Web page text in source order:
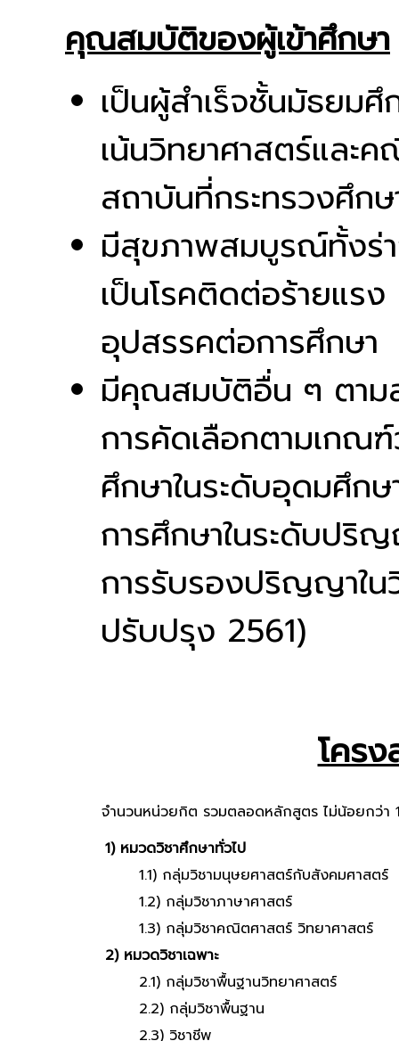
คุณสมบัติของผู้เข้าศึกษา
เป็นผู้สำเร็จชั้นมัธยม
เน้นวิทยาศาสตร์และ
สถาบันที่กระทรวงศึก
มีสุขภาพสมบูรณ์ทั้งร่า
เป็นโรคติดต่อร้ายแร
อุปสรรคต่อการศึกษา
มีคุณสมบัติอื่น ๆ ตาม
การคัดเลือกตามเกณฑ์
ศึกษาในระดับอุดมศึก
การศึกษาในระดับปริ
การรับรองปริญญาใ
ปรับปรุง 2561)
โคร
จำนวนหน่วยกิต รวมตลอดหลักสูตร ไม่น้อยกว่า
1) หมวดวิชาศึกษาทั่วไป
1.1) กลุ่มวิชามนุษยศาสตร์กับสังคมศาสตร์
1.2) กลุ่มวิชาภาษาศาสตร์
1.3) กลุ่มวิชาคณิตศาสตร์ วิทยาศาสตร์
2) หมวดวิชาเฉพาะ
2.1) กลุ่มวิชาพื้นฐานวิทยาศาสตร์
2.2) กลุ่มวิชาพื้นฐาน
2.3) วิชาชีพ